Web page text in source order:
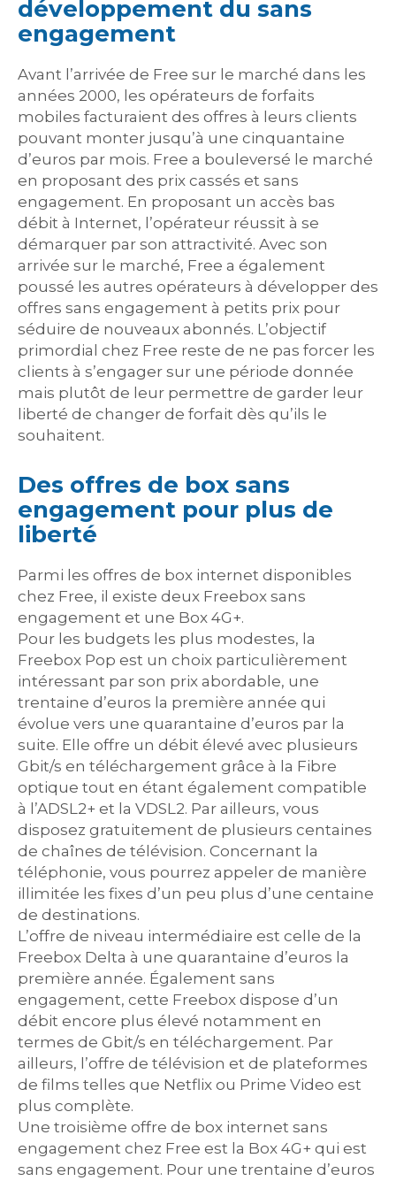
développement du sans
engagement
Avant l’arrivée de Free sur le marché dans les
années 2000, les opérateurs de forfaits
mobiles facturaient des offres à leurs clients
pouvant monter jusqu’à une cinquantaine
d’euros par mois. Free a bouleversé le marché
en proposant des prix cassés et sans
engagement. En proposant un accès bas
débit à Internet, l’opérateur réussit à se
démarquer par son attractivité. Avec son
arrivée sur le marché, Free a également
poussé les autres opérateurs à développer des
offres sans engagement à petits prix pour
séduire de nouveaux abonnés. L’objectif
primordial chez Free reste de ne pas forcer les
clients à s’engager sur une période donnée
mais plutôt de leur permettre de garder leur
liberté de changer de forfait dès qu’ils le
souhaitent.
Des offres de box sans
engagement pour plus de
liberté
Parmi les offres de box internet disponibles
chez Free, il existe deux Freebox sans
engagement et une Box 4G+.
Pour les budgets les plus modestes, la
Freebox Pop est un choix particulièrement
intéressant par son prix abordable, une
trentaine d’euros la première année qui
évolue vers une quarantaine d’euros par la
suite. Elle offre un débit élevé avec plusieurs
Gbit/s en téléchargement grâce à la Fibre
optique tout en étant également compatible
à l’ADSL2+ et la VDSL2. Par ailleurs, vous
disposez gratuitement de plusieurs centaines
de chaînes de télévision. Concernant la
téléphonie, vous pourrez appeler de manière
illimitée les fixes d’un peu plus d’une centaine
de destinations.
L’offre de niveau intermédiaire est celle de la
Freebox Delta à une quarantaine d’euros la
première année. Également sans
engagement, cette Freebox dispose d’un
débit encore plus élevé notamment en
termes de Gbit/s en téléchargement. Par
ailleurs, l’offre de télévision et de plateformes
de films telles que Netflix ou Prime Video est
plus complète.
Une troisième offre de box internet sans
engagement chez Free est la Box 4G+ qui est
sans engagement. Pour une trentaine d’euros